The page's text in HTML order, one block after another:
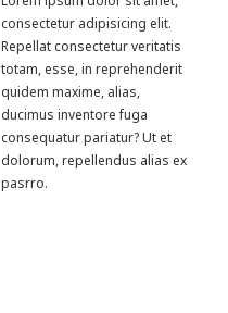
consectetur adipisicing elit.
Repellat consectetur veritatis
totam, esse, in reprehenderit
quidem maxime, alias,
ducimus inventore fuga
consequatur pariatur? Ut et
dolorum, repellendus alias ex
pasrro.